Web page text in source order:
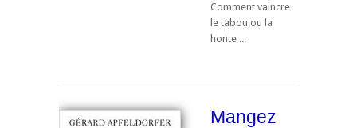
Comment vaincre
le tabou ou la
honte ...
Mangez